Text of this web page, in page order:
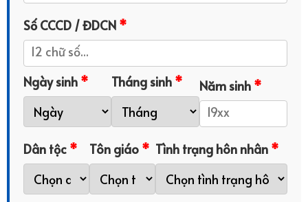
Số CCCD / ĐDCN *
Ngày sinh * Tháng sinh * Năm sinh *
Dân tộc * Tôn giáo * Tình trạng hôn nhân *